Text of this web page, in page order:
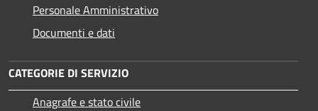
Personale Amministrativo
Documenti e dati
CATEGORIE DI SERVIZIO
Anagrafe e stato civile